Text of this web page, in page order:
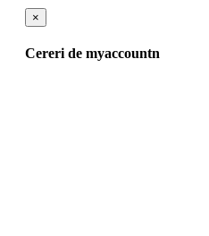
×
Cereri de myaccountn